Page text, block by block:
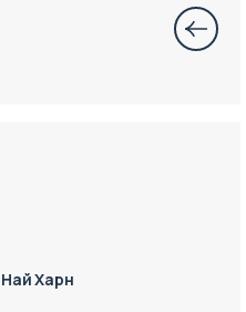
Харн